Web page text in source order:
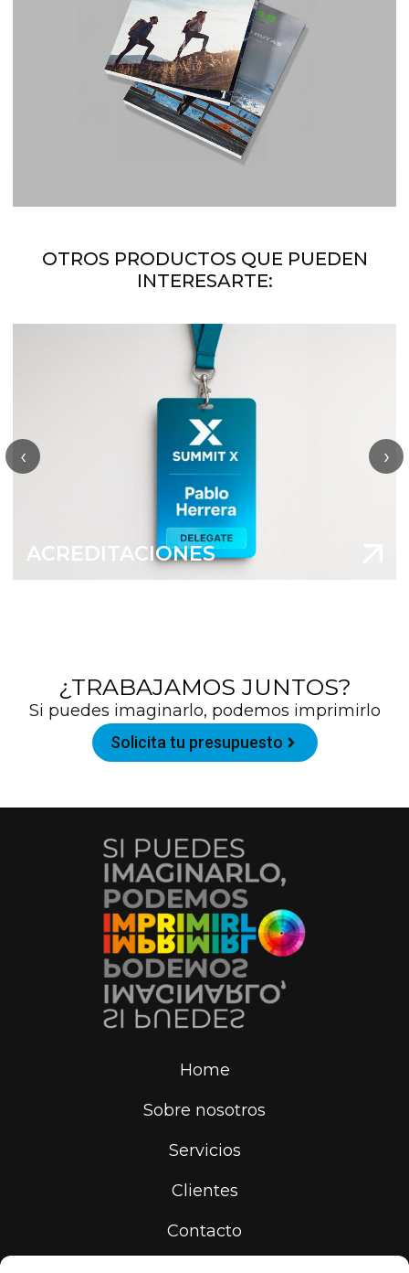
OTROS PRODUCTOS QUE PUEDEN
INTERESARTE:
‹
ACREDITACIONES
›
¿TRABAJAMOS JUNTOS?
Si puedes imaginarlo, podemos imprimirlo
Solicita tu presupuesto
Home
Sobre nosotros
Servicios
Clientes
Contacto